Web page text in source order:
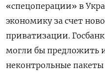
«спецоперации» в
экономику за счет
приватизации.
могли бы предложить
неконтрольные